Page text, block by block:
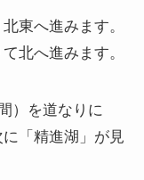
東へ進みます。
北へ進みます。
）を道なりに
「精進湖」が見